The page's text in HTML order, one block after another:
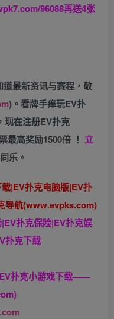
96088再送4张
道最新资讯与赛程， 敬
)。看牌手痒玩EV扑
现在注册EV扑克
最高奖励1500倍 ！ 立
乐。
|EV扑克电脑版|EV扑
导航(www.evpks.com)
扑克保险|EV扑克娱
扑克下载
扑克小游戏下载——